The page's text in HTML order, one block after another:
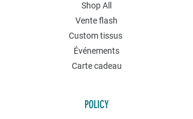
Shop All
Vente flash
Custom tissus
Événements
Carte cadeau
POLICY